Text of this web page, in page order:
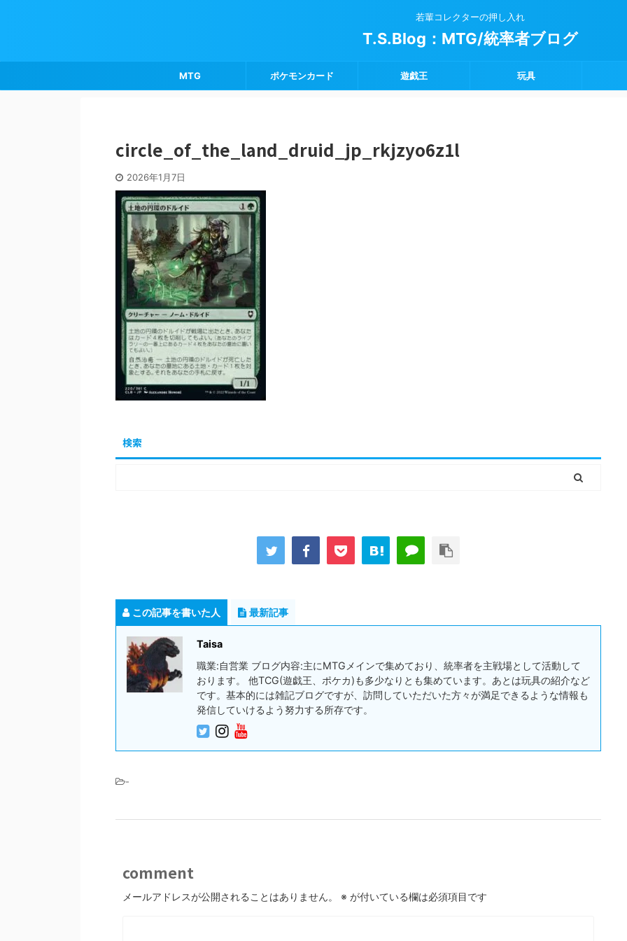
若輩コレクターの押し入れ
T.S.Blog：MTG/統率者ブログ
MTG ポケモンカード 遊戯王 玩具
circle_of_the_land_druid_jp_rkjzyo6z1l
2026年1月7日
検索
この記事を書いた人 最新記事
Taisa
職業:自営業 ブログ内容:主にMTGメインで集めており、統率者を主戦場として活動して
おります。 他TCG(遊戯王、ポケカ)も多少なりとも集めています。あとは玩具の紹介など
です。基本的には雑記ブログですが、訪問していただいた方々が満足できるような情報も
発信していけるよう努力する所存です。
-
comment
メールアドレスが公開されることはありません。 ※ が付いている欄は必須項目です